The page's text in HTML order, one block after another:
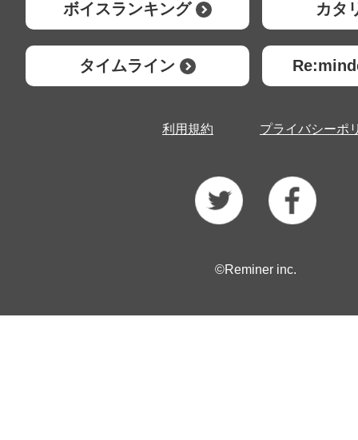
ボイスランキング カタ
タイムライン
利用規約 プライバシーポ
©Reminer inc.